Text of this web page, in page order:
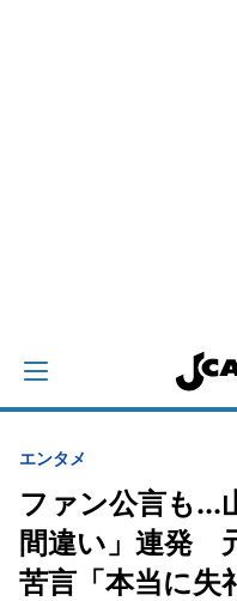
エンタメ
ファン公言も...
間違い」連発
苦言「本当に失